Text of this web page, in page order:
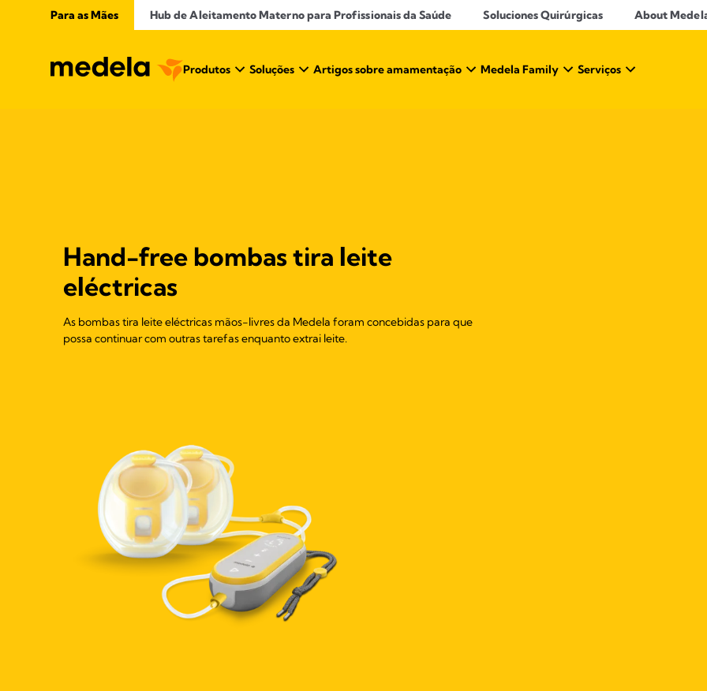
Para as Mães Hub de Aleitamento Materno para Profissionais da Saúde​ Soluciones Quirúrgicas About
Produtos Soluções Artigos sobre amamentação​ Medela Family Serviços
Hand-free bombas tira leite
eléctricas
As bombas tira leite eléctricas mãos-livres da Medela foram concebidas para que
possa continuar com outras tarefas enquanto extrai leite.